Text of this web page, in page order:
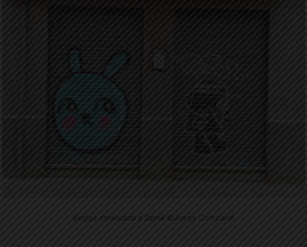
Botiga detancada a Sarrià ©Juanjo Compairé